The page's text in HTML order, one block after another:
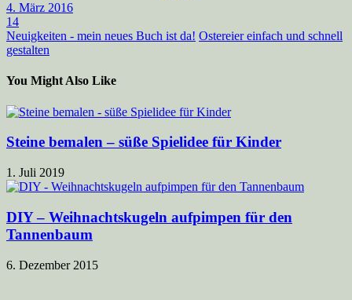
4. März 2016
14
Neuigkeiten - mein neues Buch ist da! Ostereier einfach und schnell
gestalten
You Might Also Like
Steine bemalen – süße Spielidee für Kinder
1. Juli 2019
DIY – Weihnachtskugeln aufpimpen für den
Tannenbaum
6. Dezember 2015